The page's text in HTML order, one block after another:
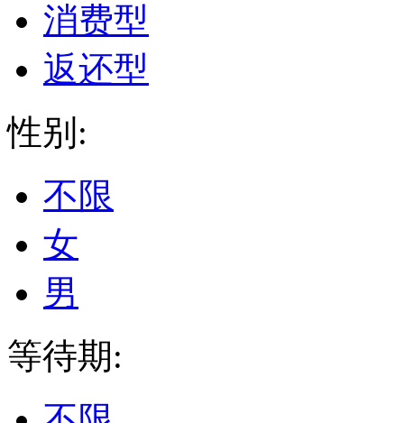
消费型
返还型
性别:
不限
女
男
等待期: